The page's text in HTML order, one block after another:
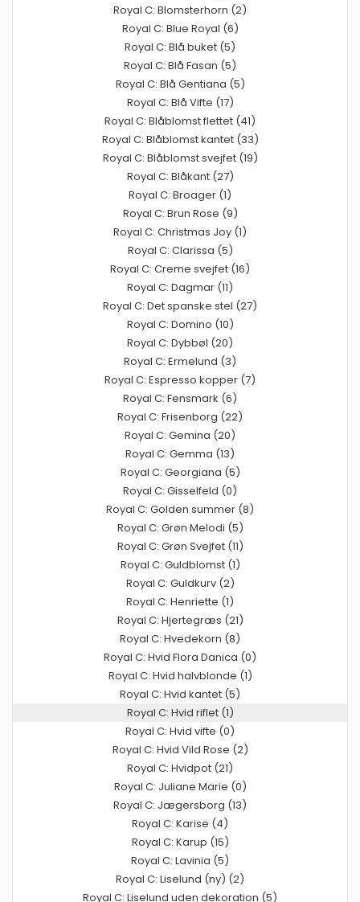
Royal C: Blomsterhorn (2)
Royal C: Blue Royal (6)
Royal C: Blå buket (5)
Royal C: Blå Fasan (5)
Royal C: Blå Gentiana (5)
Royal C: Blå Vifte (17)
Royal C: Blåblomst flettet (41)
Royal C: Blåblomst kantet (33)
Royal C: Blåblomst svejfet (19)
Royal C: Blåkant (27)
Royal C: Broager (1)
Royal C: Brun Rose (9)
Royal C: Christmas Joy (1)
Royal C: Clarissa (5)
Royal C: Creme svejfet (16)
Royal C: Dagmar (11)
Royal C: Det spanske stel (27)
Royal C: Domino (10)
Royal C: Dybbøl (20)
Royal C: Ermelund (3)
Royal C: Espresso kopper (7)
Royal C: Fensmark (6)
Royal C: Frisenborg (22)
Royal C: Gemina (20)
Royal C: Gemma (13)
Royal C: Georgiana (5)
Royal C: Gisselfeld (0)
Royal C: Golden summer (8)
Royal C: Grøn Melodi (5)
Royal C: Grøn Svejfet (11)
Royal C: Guldblomst (1)
Royal C: Guldkurv (2)
Royal C: Henriette (1)
Royal C: Hjertegræs (21)
Royal C: Hvedekorn (8)
Royal C: Hvid Flora Danica (0)
Royal C: Hvid halvblonde (1)
Royal C: Hvid kantet (5)
Royal C: Hvid riflet (1)
Royal C: Hvid vifte (0)
Royal C: Hvid Vild Rose (2)
Royal C: Hvidpot (21)
Royal C: Juliane Marie (0)
Royal C: Jægersborg (13)
Royal C: Karise (4)
Royal C: Karup (15)
Royal C: Lavinia (5)
Royal C: Liselund (ny) (2)
Royal C: Liselund uden dekoration (5)